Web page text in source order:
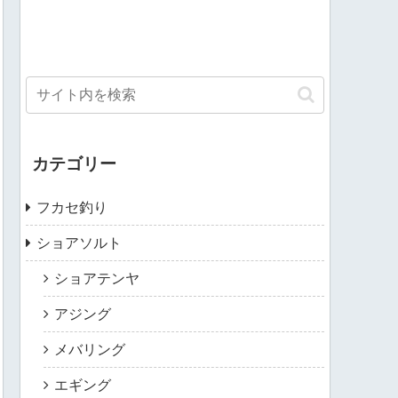
カテゴリー
フカセ釣り
ショアソルト
ショアテンヤ
アジング
メバリング
エギング